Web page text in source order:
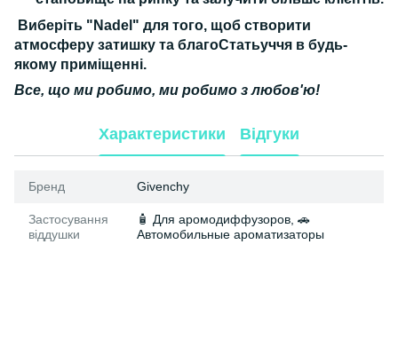
Виберіть "Nadel" для того, щоб створити
атмосферу затишку та благоСтатьуччя в будь-
якому приміщенні.
Все, що ми робимо, ми робимо з любов'ю!
Характеристики Відгуки
Бренд Givenchy
Застосування
віддушки
🧴 Для аромодиффузоров, 🚗
Автомобильные ароматизаторы